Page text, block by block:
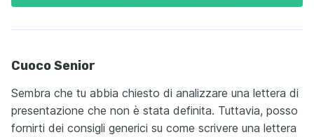
Cuoco Senior
Sembra che tu abbia chiesto di analizzare una lettera di
presentazione che non è stata definita. Tuttavia, posso
fornirti dei consigli generici su come scrivere una lettera